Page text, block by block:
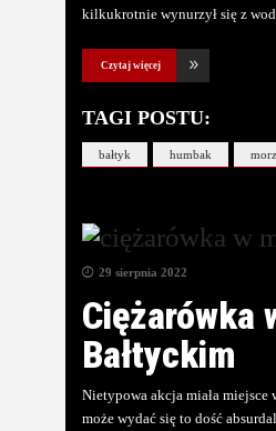
kilkukrotnie wynurzył się z
Czytaj więcej
TAGI POSTU:
bałtyk humbak
29 sierpnia 2022
Ciężarówka
Bałtyckim
Nietypowa akcja miała miejsce
może wydać się to dość